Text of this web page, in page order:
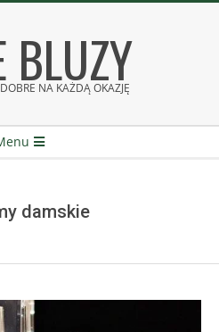
BLUZY
NA KAŻDĄ OKAZJĘ
damskie